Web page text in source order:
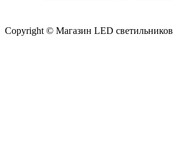
Copyright © Магазин LED светильников